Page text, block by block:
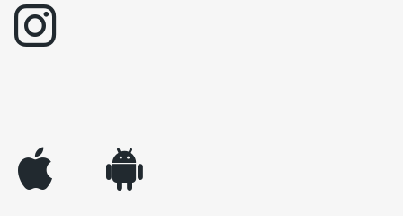
instagram
appleinc android